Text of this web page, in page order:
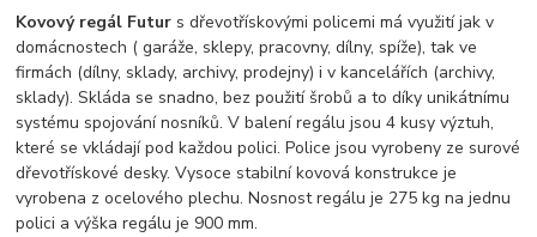
Kovový regál Futur s dřevotřískovými policemi má využití jak v
domácnostech ( garáže, sklepy, pracovny, dílny, spíže), tak ve
firmách (dílny, sklady, archivy, prodejny) i v kancelářích (archivy,
sklady). Skláda se snadno, bez použití šrobů a to díky unikátnímu
systému spojování nosníků. V balení regálu jsou 4 kusy výztuh,
které se vkládají pod každou polici. Police jsou vyrobeny ze surové
dřevotřískové desky. Vysoce stabilní kovová konstrukce je
vyrobena z ocelového plechu.Nosnost regálu je 275 kg na jednu
polici a výška regálu je 900 mm.